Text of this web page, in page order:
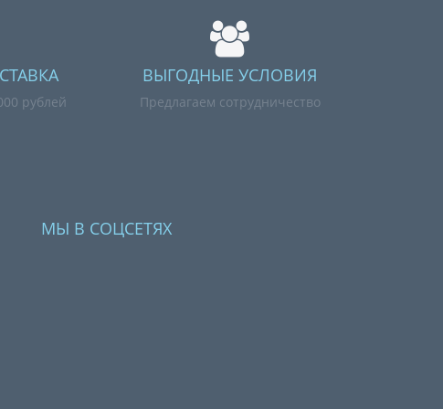
рублей
ВЫГОДНЫЕ УСЛОВИЯ
Предлагаем сотрудничество
МЫ В СОЦСЕТЯХ